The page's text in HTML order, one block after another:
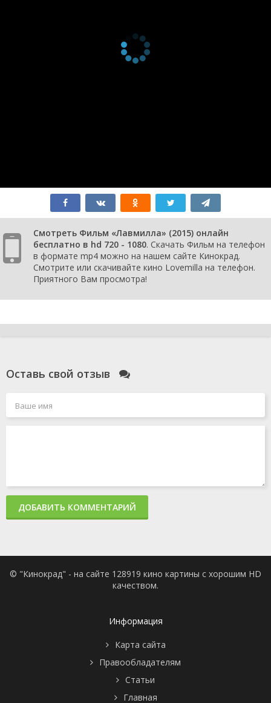
Смотреть Фильм «Лавмилла» (2015) онлайн
бесплатно в hd 720 - 1080. Скачать Фильм на телефон
в формате mp4 можно на нашем сайте Кинокрад.
Смотрите или скачивайте кино Lovemilla на телефон.
Приятного Вам просмотра!
Оставь свой отзыв
ДОБАВИТЬ КОММЕНТАРИЙ
© "Кинокрад" - на сайте 128919 кино картины с хорошим HD
качеством.
Информация
Карта сайта
Правообладателям
Статьи
Главная